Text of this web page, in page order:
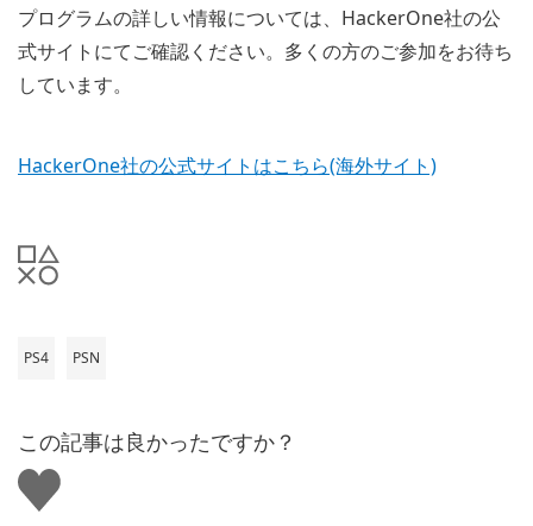
プログラムの詳しい情報については、HackerOne社の公
式サイトにてご確認ください。多くの方のご参加をお待ち
しています。
HackerOne社の公式サイトはこちら(海外サイト)
PS4 PSN
この記事は良かったですか？
い
い